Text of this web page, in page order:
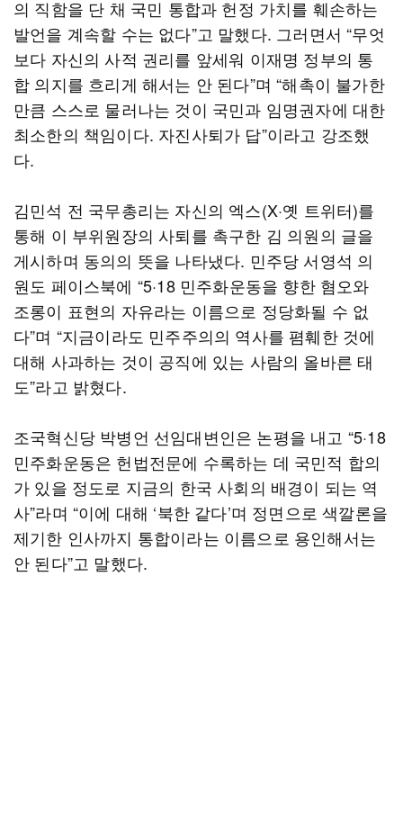
의 직함을 단 채 국민 통합과 헌정 가치를 훼손하는
발언을 계속할 수는 없다”고 말했다. 그러면서 “무엇
보다 자신의 사적 권리를 앞세워 이재명 정부의 통
합 의지를 흐리게 해서는 안 된다”며 “해촉이 불가한
만큼 스스로 물러나는 것이 국민과 임명권자에 대한
최소한의 책임이다. 자진사퇴가 답”이라고 강조했
다.
김민석 전 국무총리는 자신의 엑스(X·옛 트위터)를
통해 이 부위원장의 사퇴를 촉구한 김 의원의 글을
게시하며 동의의 뜻을 나타냈다. 민주당 서영석 의
원도 페이스북에 “5·18 민주화운동을 향한 혐오와
조롱이 표현의 자유라는 이름으로 정당화될 수 없
다”며 “지금이라도 민주주의의 역사를 폄훼한 것에
대해 사과하는 것이 공직에 있는 사람의 올바른 태
도”라고 밝혔다.
조국혁신당 박병언 선임대변인은 논평을 내고 “5·18
민주화운동은 헌법전문에 수록하는 데 국민적 합의
가 있을 정도로 지금의 한국 사회의 배경이 되는 역
사”라며 “이에 대해 ‘북한 같다’며 정면으로 색깔론을
제기한 인사까지 통합이라는 이름으로 용인해서는
안 된다”고 말했다.